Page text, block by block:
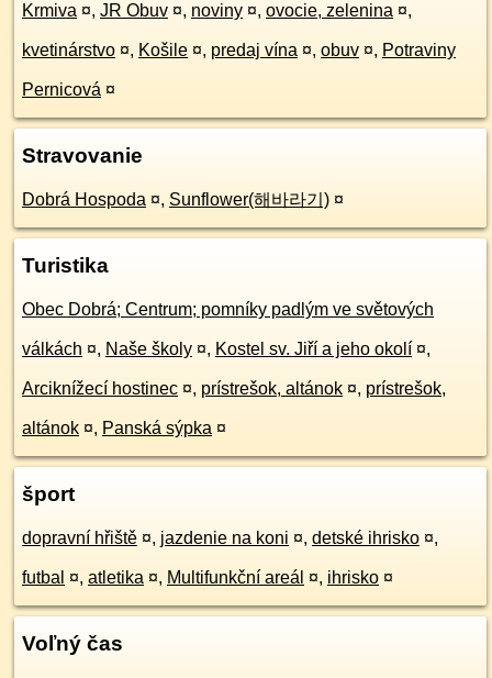
Krmiva ¤, JR Obuv ¤, noviny ¤, ovocie, zelenina ¤,
kvetinárstvo ¤, Košile ¤, predaj vína ¤, obuv ¤, Potraviny
Pernicová ¤
Stravovanie
Dobrá Hospoda ¤, Sunflower(해바라기) ¤
Turistika
Obec Dobrá; Centrum; pomníky padlým ve světových
válkách ¤, Naše školy ¤, Kostel sv. Jiří a jeho okolí ¤,
Arciknížecí hostinec ¤, prístrešok, altánok ¤, prístrešok,
altánok ¤, Panská sýpka ¤
šport
dopravní hřiště ¤, jazdenie na koni ¤, detské ihrisko ¤,
futbal ¤, atletika ¤, Multifunkční areál ¤, ihrisko ¤
Voľný čas